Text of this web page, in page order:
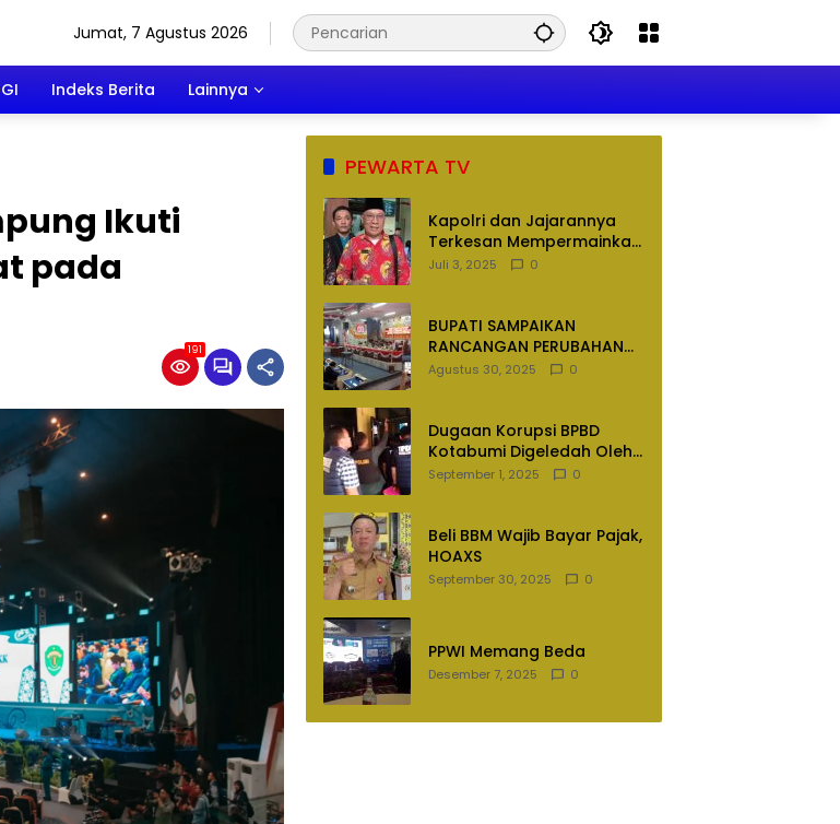
Jumat, 7 Agustus 2026
Indeks Berita Lainnya
Ikuti
pada
191
PEWARTA TV
Kapolri dan Jajarannya
Terkesan Mempermainkan
Hukum
Juli 3, 2025 0
BUPATI SAMPAIKAN
RANCANGAN PERUBAHAN
APBD TAHUN ANGGARAN
Agustus 30, 2025 0
Dugaan Korupsi BPBD
Kotabumi Digeledah Oleh
Tim Penyidik Polres
September 1, 2025 0
Beli BBM Wajib Bayar Pajak,
HOAXS
September 30, 2025 0
PPWI Memang Beda
Desember 7, 2025 0